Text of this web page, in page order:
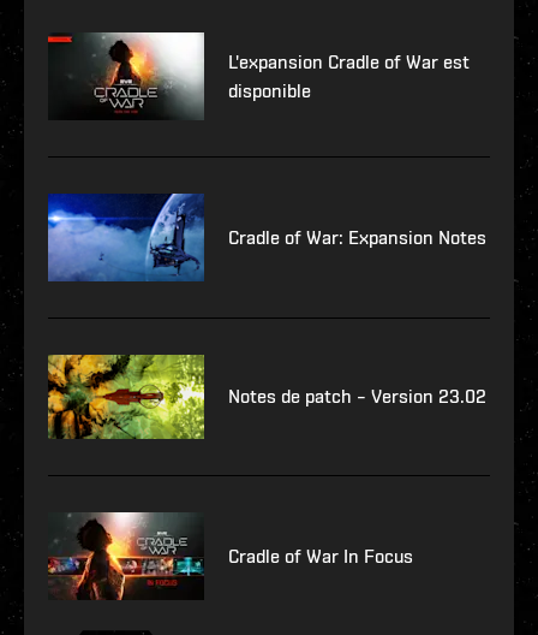
L'expansion Cradle of War est
disponible
Cradle of War: Expansion Notes
Notes de patch – Version 23.02
Cradle of War In Focus